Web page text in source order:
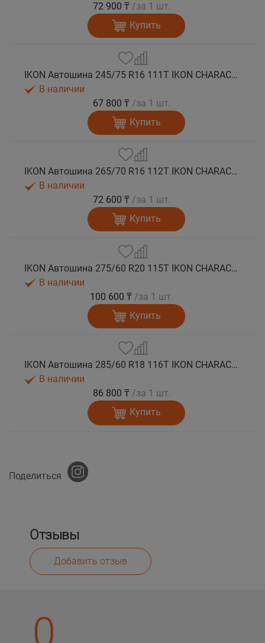
72 900 ₸ /за 1 шт.
Купить
IKON Автошина 245/75 R16 111T IKON CHARACTER ICE 7 SUV шип.
В наличии
67 800 ₸ /за 1 шт.
Купить
IKON Автошина 265/70 R16 112T IKON CHARACTER ICE 7 SUV шип.
В наличии
72 600 ₸ /за 1 шт.
Купить
IKON Автошина 275/60 R20 115T IKON CHARACTER ICE 7 SUV шип.
В наличии
100 600 ₸ /за 1 шт.
Купить
IKON Автошина 285/60 R18 116T IKON CHARACTER ICE 7 SUV шип.
В наличии
86 800 ₸ /за 1 шт.
Купить
Поделиться
Отзывы
Добавить отзыв
0